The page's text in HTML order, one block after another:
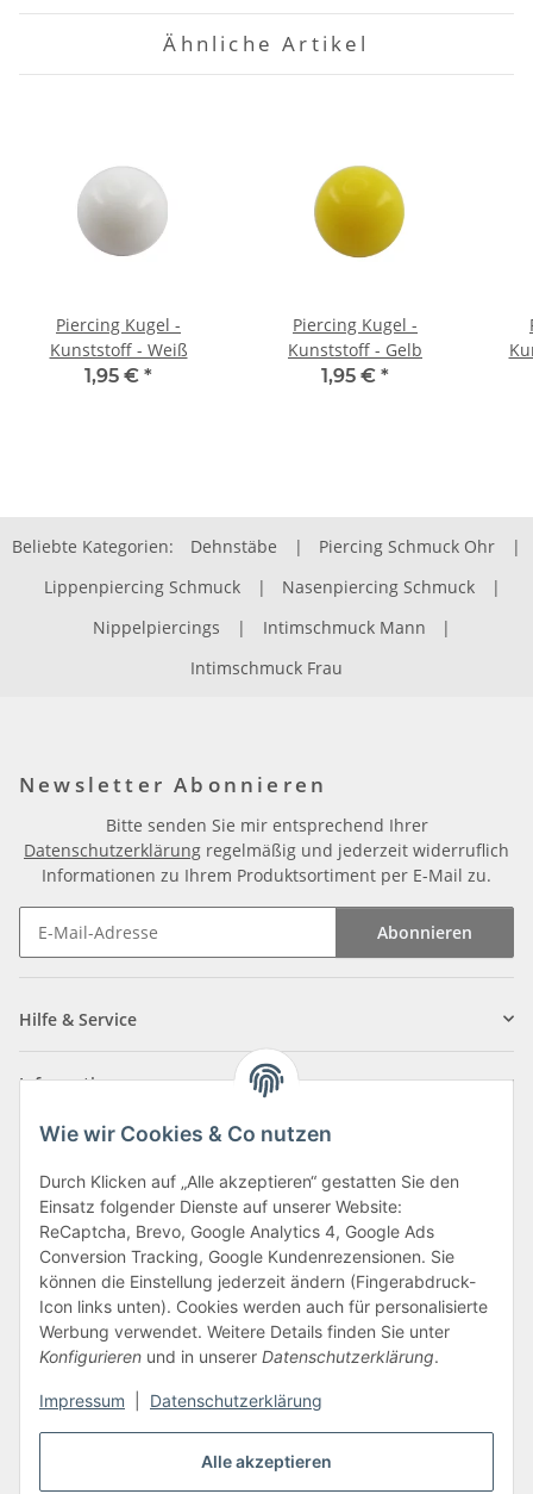
Alle akzeptieren
Wie wir Cookies & Co nutzen
Durch Klicken auf „Alle akzeptieren“ gestatten Sie den
Einsatz folgender Dienste auf unserer Website:
ReCaptcha, Brevo, Google Analytics 4, Google Ads
Conversion Tracking, Google Kundenrezensionen. Sie
können die Einstellung jederzeit ändern (Fingerabdruck-
Icon links unten). Cookies werden auch für personalisierte
Werbung verwendet. Weitere Details finden Sie unter
Konfigurieren und in unserer Datenschutzerklärung.
Impressum Datenschutzerklärung
Ähnliche Artikel
Piercing Kugel -
Kunststoff - Weiß
1,95 € *
Piercing Kugel -
Kunststoff - Gelb
1,95 € *
Beliebte Kategorien: Dehnstäbe | Piercing Schmuck Ohr
|
Lippenpiercing Schmuck
| Nasenpiercing Schmuck
|
Nippelpiercings
| Intimschmuck Mann
|
Intimschmuck Frau
Newsletter Abonnieren
Bitte senden Sie mir entsprechend Ihrer
Datenschutzerklärung regelmäßig und jederzeit widerruflich
Informationen zu Ihrem Produktsortiment per E-Mail zu.
Abonnieren
Hilfe & Service
Informationen
Zahlungsarten
Vertrag widerrufen